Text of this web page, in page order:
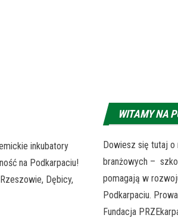
inkubatory
na Podkarpaciu!
Dębicy,
WITAMY NA
Dowiesz się tutaj o
branżowych –
pomagają w
Podkarpaciu.
Fundacja